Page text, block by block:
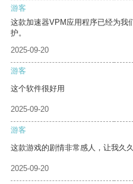
游客
这款加速器VPM应用程序已经为我
护。
2025-09-20
游客
这个软件很好用
2025-09-20
游客
这款游戏的剧情非常感人，让我久久
2025-09-20